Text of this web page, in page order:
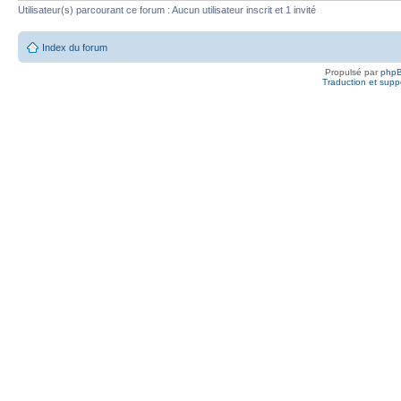
Utilisateur(s) parcourant ce forum : Aucun utilisateur inscrit et 1 invité
Index du forum
Propulsé par
Traduction et